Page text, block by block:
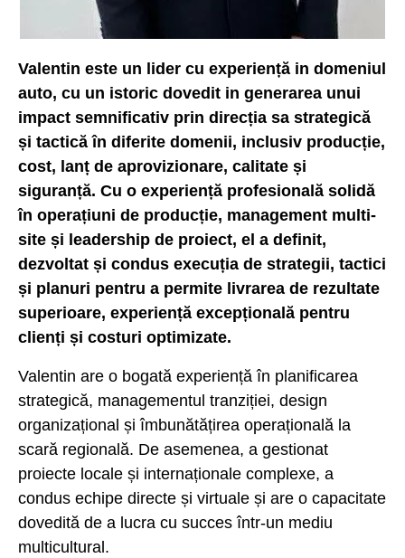
Valentin este un lider cu experiență in domeniul
auto, cu un istoric dovedit in generarea unui
impact semnificativ prin direcția sa strategică
și tactică în diferite domenii, inclusiv producție,
cost, lanț de aprovizionare, calitate și
siguranță. Cu o experiență profesională solidă
în operațiuni de producție, management multi-
site și leadership de proiect, el a definit,
dezvoltat și condus execuția de strategii, tactici
și planuri pentru a permite livrarea de rezultate
superioare, experiență excepțională pentru
clienți și costuri optimizate.
Valentin are o bogată experiență în planificarea
strategică, managementul tranziției, design
organizațional și îmbunătățirea operațională la
scară regională. De asemenea, a gestionat
proiecte locale și internaționale complexe, a
condus echipe directe și virtuale și are o capacitate
dovedită de a lucra cu succes într-un mediu
multicultural.